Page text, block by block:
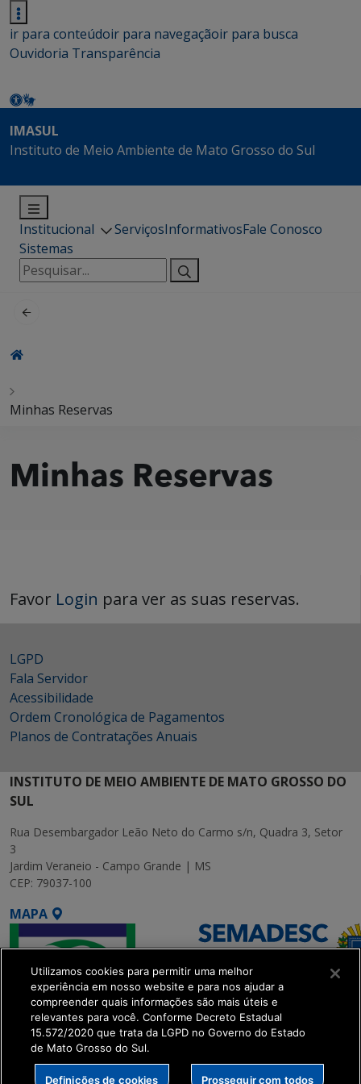
ir para conteúdoir para navegaçãoir para busca
Ouvidoria Transparência
IMASUL
Instituto de Meio Ambiente de Mato Grosso do Sul
Institucional ServiçosInformativosFale Conosco
Sistemas
Pesquisar
por:
Minhas Reservas
Minhas Reservas
Favor Login para ver as suas reservas.
LGPD
Fala Servidor
Acessibilidade
Ordem Cronológica de Pagamentos
Planos de Contratações Anuais
INSTITUTO DE MEIO AMBIENTE DE MATO GROSSO DO
SUL
Rua Desembargador Leão Neto do Carmo s/n, Quadra 3, Setor
3
Jardim Veraneio - Campo Grande | MS
CEP: 79037-100
MAPA
SETDIG | Secretaria-
Executiva de
Transformação Digital
Utilizamos cookies para permitir uma melhor
experiência em nosso website e para nos ajudar a
compreender quais informações são mais úteis e
relevantes para você. Conforme Decreto Estadual
15.572/2020 que trata da LGPD no Governo do Estado
de Mato Grosso do Sul.
Definições de cookies Prosseguir com todos